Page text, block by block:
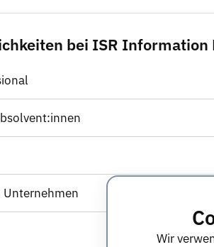
Wir
bei ISR Information